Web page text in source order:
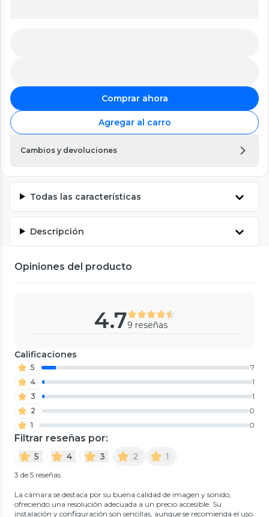
Comprar ahora
Agregar al carro
Cambios y devoluciones
Todas las características
Descripción
Opiniones del producto
4.79 reseñas
Calificaciones
5
7
4
1
3
1
2
0
1
0
Filtrar reseñas por:
5 4 3 2 1
3 de 5 reseñas
La cámara se destaca por su buena calidad de imagen y sonido,
ofreciendo una resolución adecuada a un precio accesible. Su
instalación y configuración son sencillas, aunque se recomienda el uso